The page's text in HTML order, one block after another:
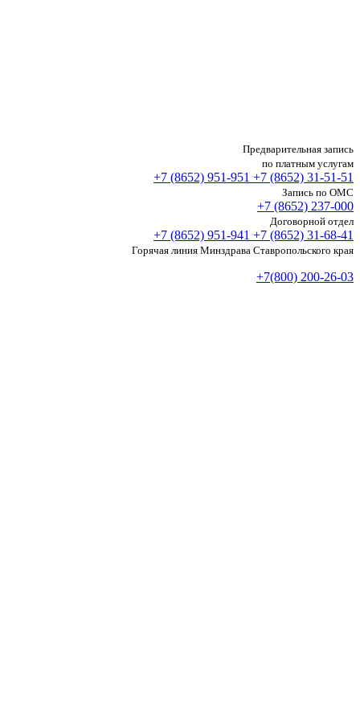
Предварительная запись
по платным услугам
+7 (8652) 951-951 +7 (8652) 31-51-51
Запись по ОМС
+7 (8652) 237-000
Договорной отдел
+7 (8652) 951-941 +7 (8652) 31-68-41
Горячая линия Минздрава Ставропольского края
+7(800) 200-26-03